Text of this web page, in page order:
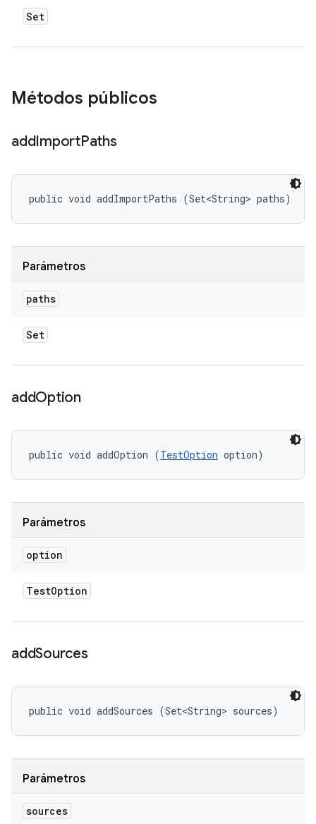
Set
Métodos públicos
addImportPaths
public void addImportPaths (Set<String> paths)
Parámetros
paths
Set
addOption
public void addOption (TestOption option)
Parámetros
option
TestOption
addSources
public void addSources (Set<String> sources)
Parámetros
sources